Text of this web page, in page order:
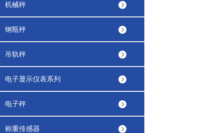
机械秤
钢瓶秤
吊轨秤
电子显示仪表系列
电子秤
称重传感器